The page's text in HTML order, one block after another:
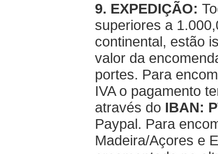
9. EXPEDIÇÃO:
superiores a
continental, estão
valor da
portes. Para
IVA o pagamento
através do IBAN:
Paypal. Para
Madeira/Açores e